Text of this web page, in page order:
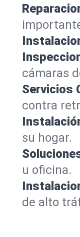
cámaras
Servicios
contra
su hogar.
u oficina.
de alto